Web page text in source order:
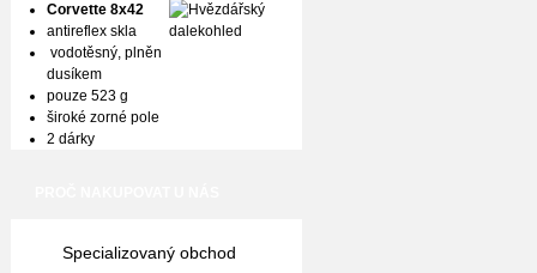
Corvette 8x42
antireflex skla
vodotěsný, plněn
dusíkem
pouze 523 g
široké zorné pole
2 dárky
Specializovaný obchod